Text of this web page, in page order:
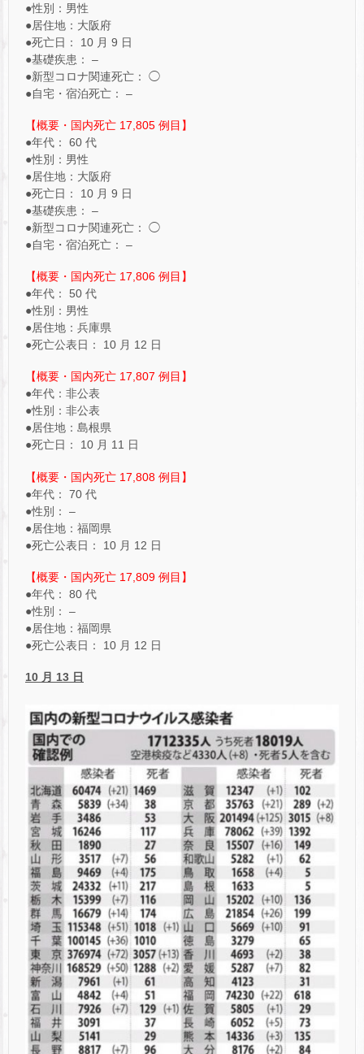
●性別：男性
●居住地：大阪府
●死亡日： 10 月 9 日
●基礎疾患： –
●新型コロナ関連死亡： ◯
●自宅・宿泊死亡： –
【概要・国内死亡 17,805 例目】
●年代： 60 代
●性別：男性
●居住地：大阪府
●死亡日： 10 月 9 日
●基礎疾患： –
●新型コロナ関連死亡： ◯
●自宅・宿泊死亡： –
【概要・国内死亡 17,806 例目】
●年代： 50 代
●性別：男性
●居住地：兵庫県
●死亡公表日： 10 月 12 日
【概要・国内死亡 17,807 例目】
●年代：非公表
●性別：非公表
●居住地：島根県
●死亡日： 10 月 11 日
【概要・国内死亡 17,808 例目】
●年代： 70 代
●性別： –
●居住地：福岡県
●死亡公表日： 10 月 12 日
【概要・国内死亡 17,809 例目】
●年代： 80 代
●性別： –
●居住地：福岡県
●死亡公表日： 10 月 12 日
10 月 13 日